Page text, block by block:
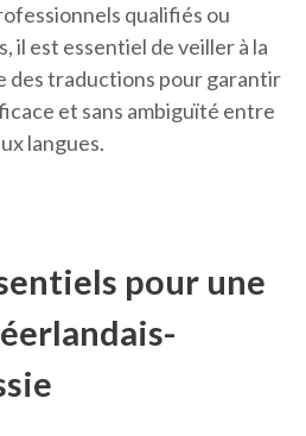
qualifiés ou
il est essentiel de veiller à la
des traductions pour garantir
et sans ambiguïté entre
langues.
pour une